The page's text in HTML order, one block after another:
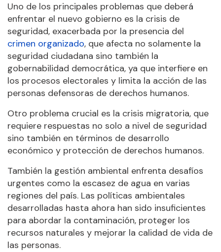
Uno de los principales problemas que deberá
enfrentar el nuevo gobierno es la crisis de
seguridad, exacerbada por la presencia del
crimen organizado, que afecta no solamente la
seguridad ciudadana sino también la
gobernabilidad democrática, ya que interfiere en
los procesos electorales y limita la acción de las
personas defensoras de derechos humanos.
Otro problema crucial es la crisis migratoria, que
requiere respuestas no solo a nivel de seguridad
sino también en términos de desarrollo
económico y protección de derechos humanos.
También la gestión ambiental enfrenta desafíos
urgentes como la escasez de agua en varias
regiones del país. Las políticas ambientales
desarrolladas hasta ahora han sido insuficientes
para abordar la contaminación, proteger los
recursos naturales y mejorar la calidad de vida de
las personas.